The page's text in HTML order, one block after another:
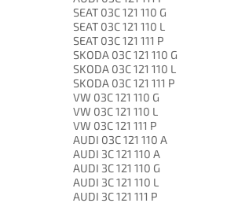
SEAT 03C 121 110 G
SEAT 03C 121 110 L
SEAT 03C 121 111 P
SKODA 03C 121 110 G
SKODA 03C 121 110 L
SKODA 03C 121 111 P
VW 03C 121 110 G
VW 03C 121 110 L
VW 03C 121 111 P
AUDI 03C 121 110 A
AUDI 3C 121 110 A
AUDI 3C 121 110 G
AUDI 3C 121 110 L
AUDI 3C 121 111 P